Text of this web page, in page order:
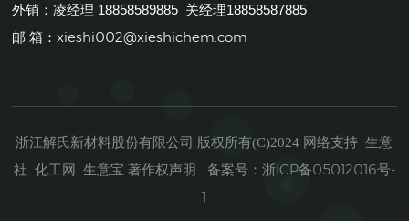
外销：凌经理 18858589885 关经理18858587885
邮 箱：xieshi002@xieshichem.com
浙江解氏新材料股份有限公司 版权所有(C)2024 网络支持 生意
社 化工网 生意宝 著作权声明 备案号： 浙ICP备05012016号-
1